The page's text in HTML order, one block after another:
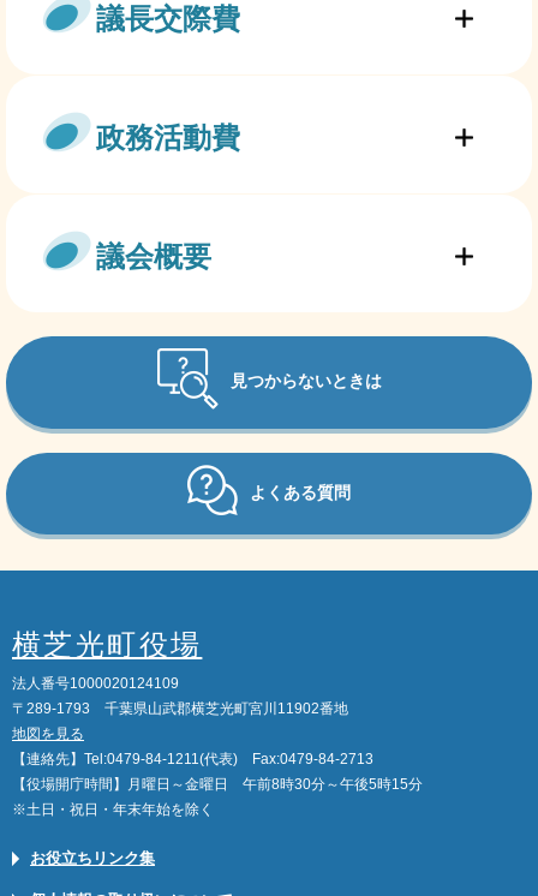
議長交際費
政務活動費
議会概要
見つからないときは
よくある質問
横芝光町役場
法人番号1000020124109
〒289-1793 千葉県山武郡横芝光町宮川11902番地
地図を見る
【連絡先】Tel:0479-84-1211(代表) Fax:0479-84-2713
【役場開庁時間】月曜日～金曜日 午前8時30分～午後5時15分
※土日・祝日・年末年始を除く
お役立ちリンク集